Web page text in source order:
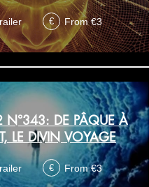
€ From €3
DE PÂQUE À
LE DIVIN VOYAGE
€ From €3